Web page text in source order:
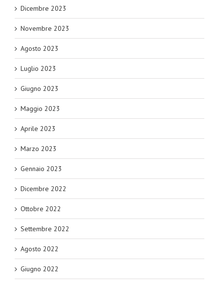
Dicembre 2023
Novembre 2023
Agosto 2023
Luglio 2023
Giugno 2023
Maggio 2023
Aprile 2023
Marzo 2023
Gennaio 2023
Dicembre 2022
Ottobre 2022
Settembre 2022
Agosto 2022
Giugno 2022